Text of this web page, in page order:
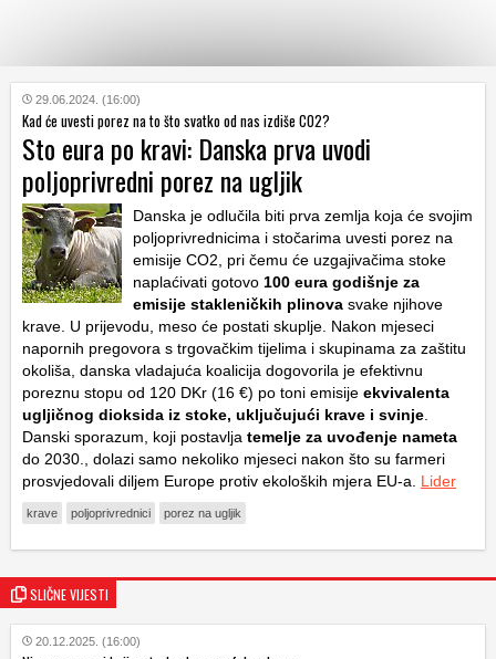
KATEGORIJE
HRVATSKI
WEB
29.06.2024. (16:00)
Kad će uvesti porez na to što svatko od nas izdiše CO2?
Sto eura po kravi: Danska prva uvodi
poljoprivredni porez na ugljik
Danska je odlučila biti prva zemlja koja će svojim
poljoprivrednicima i stočarima uvesti porez na
emisije CO2, pri čemu će uzgajivačima stoke
naplaćivati ​​gotovo 100 eura godišnje za
emisije stakleničkih plinova svake njihove
krave. U prijevodu, meso će postati skuplje. Nakon mjeseci
napornih pregovora s trgovačkim tijelima i skupinama za zaštitu
okoliša, danska vladajuća koalicija dogovorila je efektivnu
poreznu stopu od 120 DKr (16 €) po toni emisije ekvivalenta
ugljičnog dioksida iz stoke, uključujući krave i svinje
Danski sporazum, koji postavlja temelje za uvođenje nameta
do 2030., dolazi samo nekoliko mjeseci nakon što su farmeri
prosvjedovali diljem Europe protiv ekoloških mjera EU-a. Lider
krave poljoprivrednici porez na ugljik
SLIČNE VIJESTI
20.12.2025. (16:00)